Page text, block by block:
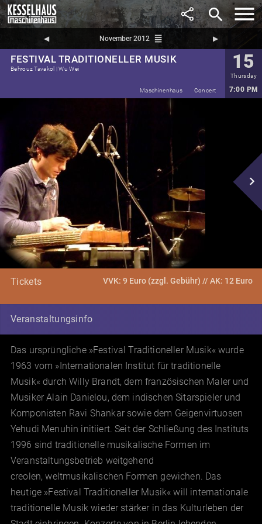
search
◀︎ November 2012 reorder ▶︎
FESTIVAL TRADITIONELLER MUSIK
Behrouz Tavakol | Wu Wei 15
Thursday
7:00 PM
Maschinenhaus Concert
navigate_next
Tickets VVK: 9 Euro (zzgl. Gebühr) // AK: 12 Euro
Veranstaltungsinfo
Das ursprüngliche »Festival Traditioneller Musik« wurde
1963 vom »Internationalen Institut für traditionelle
Musik« durch Willy Brandt, dem französischen Maler und
Musiker Alain Danielou, dem indischen Sitarspieler und
Komponisten Ravi Shankar sowie dem Geigenvirtuosen
Yehudi Menuhin initiiert. Seit der Schließung des Instituts
1996 sind traditionelle musikalische Formen im
Veranstaltungsbetrieb weitgehend
creolen, weltmusikalischen Formen gewichen. Das
heutige »Festival Traditioneller Musik« will internationale
traditionelle Musik wieder stärker in das Kulturleben der